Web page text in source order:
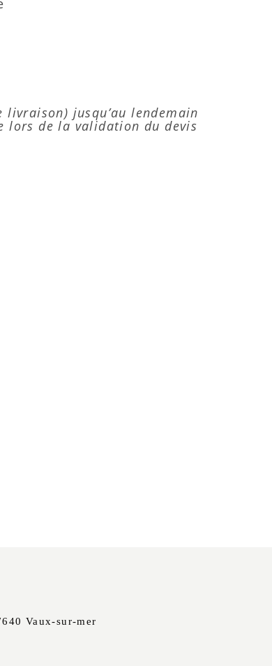
livraison) jusqu’au lendemain
lors de la validation du devis
Vaux-sur-mer